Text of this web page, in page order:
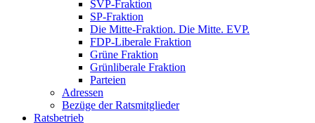
SVP-Fraktion
SP-Fraktion
Die Mitte-Fraktion. Die Mitte. EVP.
FDP-Liberale Fraktion
Grüne Fraktion
Grünliberale Fraktion
Parteien
Adressen
Bezüge der Ratsmitglieder
Ratsbetrieb